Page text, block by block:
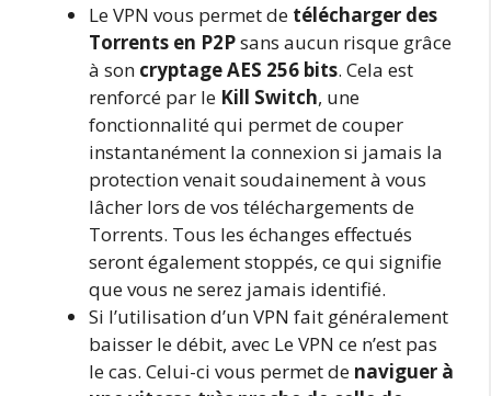
Le VPN vous permet de télécharger des
Torrents en P2Psans aucun risque grâce
à son cryptage AES 256 bits. Cela est
renforcé par le Kill Switch, une
fonctionnalité qui permet de couper
instantanément la connexion si jamais la
protection venait soudainement à vous
lâcher lors de vos téléchargements de
Torrents. Tous les échanges effectués
seront également stoppés, ce qui signifie
que vous ne serez jamais identifié.
Si l’utilisation d’un VPN fait généralement
baisser le débit, avec Le VPN ce n’est pas
le cas. Celui-ci vous permet de naviguer à